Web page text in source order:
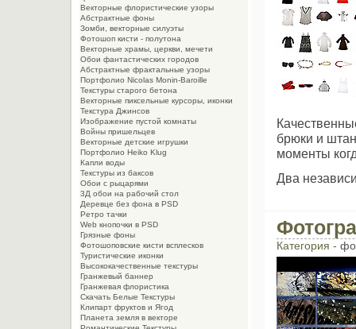
брюки и
моменты
Два
Категория -
Векторные флористические узоры
Абстрактные фоны
Зомби, векторные силуэты
Фотошоп кисти - полутона
Векторные храмы, церкви, мечети
Обои фантастических городов
Абстрактные фрактальные узоры
Портфолио Nicolas Monin-Baroille
Текстуры старого бетона
Векторные пиксельные курсоры, иконки
Текстура Джинсов
Изображение пустой комнаты
Войны пришельцев
Векторные детские игрушки
Портфолио Heiko Klug
Капли воды
Текстуры из баксов
Обои с рыцарями
3Д обои на рабочий стол
Деревце без фона в PSD
Ретро тачки
Web кнопочки в PSD
Грязные фоны
Фотошоповские кисти всплесков
Туристические иконки
Высококачественные текстуры
Гранжевый баннер
Гранжевая флористика
Скачать Белые Текстуры
Клипарт фруктов и Ягод
Планета земля в векторе